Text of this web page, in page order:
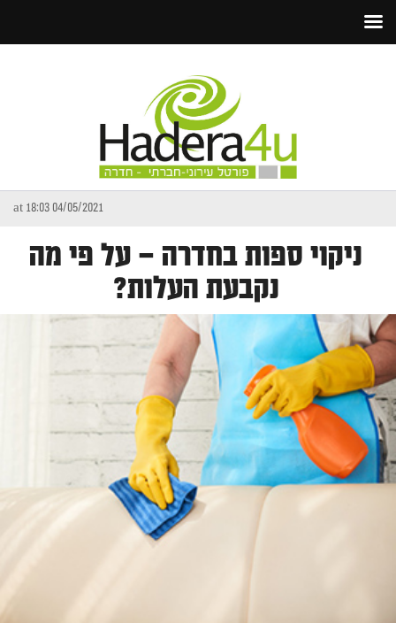
04/05/2021 at 18:03
ניקוי ספות בחדרה – על פי מה
נקבעת העלות?